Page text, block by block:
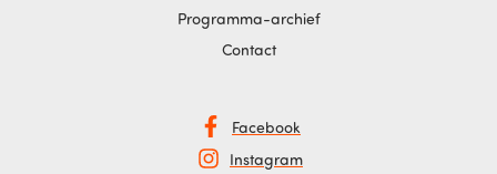
Programma-archief
Contact
Facebook
Instagram